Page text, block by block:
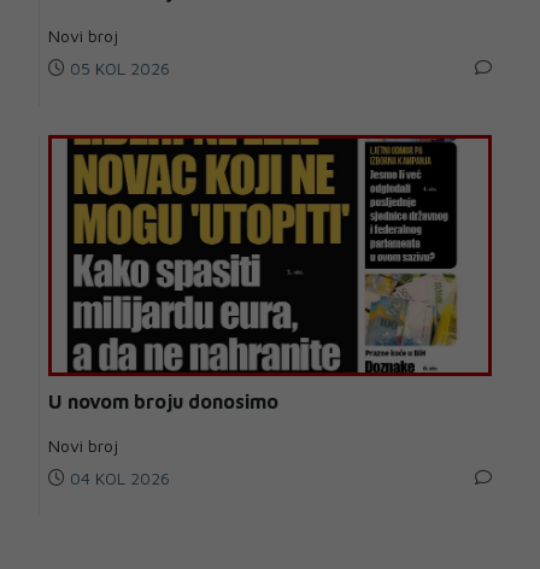
Novi broj
05 KOL 2026
U novom broju donosimo
Novi broj
04 KOL 2026